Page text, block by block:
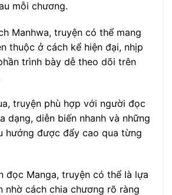
mỗi chương.
Manhwa, truyện có thể mang
thuộc ở cách kể hiện đại, nhịp
trình bày dễ theo dõi trên
truyện phù hợp với người đọc
dạng, diễn biến nhanh và những
hướng được đẩy cao qua từng
đọc Manga, truyện có thể là lựa
nhờ cách chia chương rõ ràng